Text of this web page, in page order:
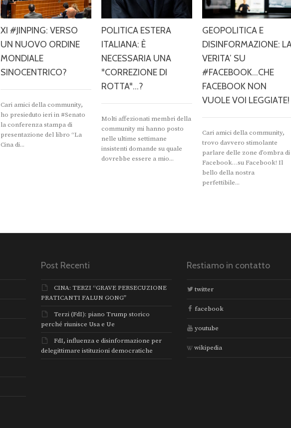
XI #JINPING: VERSO
UN NUOVO ORDINE
MONDIALE
SINOCENTRICO?
Cari amici della community,
ho presieduto ieri in #Senato
la conferenza stampa di
presentazione del libro “La
Cina di...
POLITICA ESTERA
ITALIANA: È
NECESSARIA UNA
*CORREZIONE DI
ROTTA*…?
Molti affezionati membri della
community mi hanno posto
nelle ultime settimane
insistenti domande su quale
dovrebbe essere a mio...
GEOPOLITICA E
DISINFORMAZIONE:
VERITA’ SU
#FACEBOOK…CHE
FACEBOOK NON
VUOLE VOI LEGGIATE!
Cari amici della community,
trovo davvero stimolante
parlare delle zone d’ombra di
Facebook…su Facebook! Il
bello della nostra
perfettibile...
Post Recenti
CINA: TERZI “GRAVE PERSECUZIONE
PRATICANTI FALUN GONG”
Terzi (FdI): piano Trump storico
perché riunisce Usa e Ue
FdI, influenza e disinformazione per
delegittimare istituzioni democratiche
Restiamo in contatto
twitter
facebook
youtube
wikipedia